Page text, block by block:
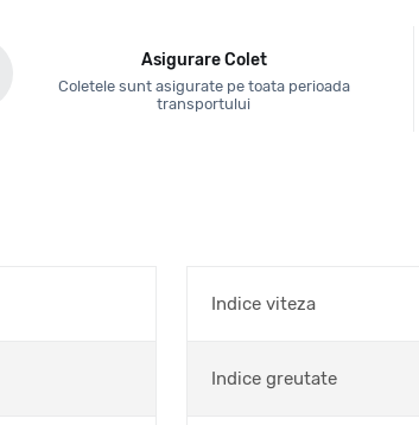
Asigurare Colet
Coletele sunt asigurate pe toata perioada
transportului
Indice viteza
Indice greutate